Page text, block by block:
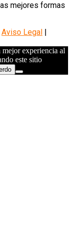
mejores formas
Aviso Legal
experiencia al
este sitio